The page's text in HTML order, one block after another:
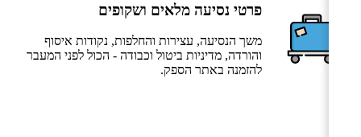
פרטי נסיעה מלאים ושקופים
משך הנסיעה, עצירות והחלפות, נקודות איסוף
והורדה, מדיניות ביטול וכבודה - הכול לפני המעבר
להזמנה באתר הספק.